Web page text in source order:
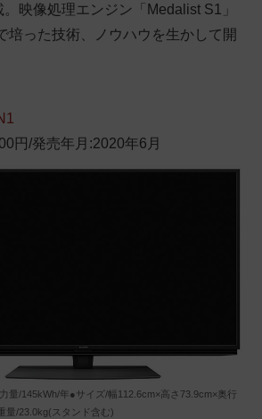
映像処理エンジン「Medalist S1」
培った技術、ノウハウを生かして開
円/発売年月:2020年6月
量/145kWh/年●サイズ/幅112.6cm×高さ73.9cm×奥行
量/23.0kg(スタンド含む)